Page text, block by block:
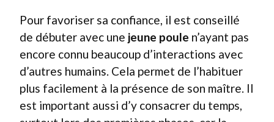
Pour favoriser sa confiance, il est conseillé
de débuter avec une jeune poule n’ayant pas
encore connu beaucoup d’interactions avec
d’autres humains. Cela permet de l’habituer
plus facilement à la présence de son maître. Il
est important aussi d’y consacrer du temps,